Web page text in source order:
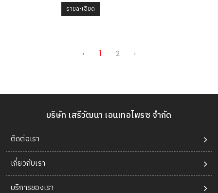
รายละเอียด
‹ 1 2 ›
บริษัท เสรีวัฒนา เอนเทอไพรซ จำกัด
ติดต่อเรา
เกี่ยวกับเรา
บริการของเรา